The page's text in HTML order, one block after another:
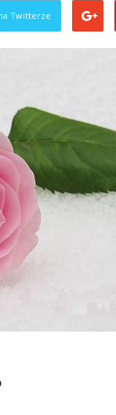
Twitterze